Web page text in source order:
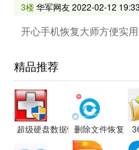
3楼华军网友2022-02-12
开心手机恢复大师方便实
精品推荐
超级硬盘数据恢复软件删除文件恢复大